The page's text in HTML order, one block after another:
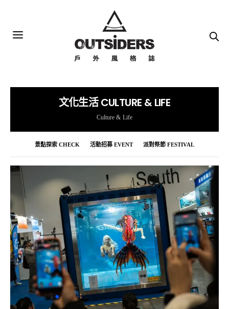
文化生活 CULTURE & LIFE
Culture & Life
景點探索 CHECK 活動招募 EVENT 派對祭節 FESTIVAL